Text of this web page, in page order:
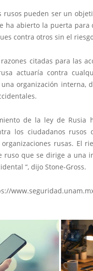
rusos pueden ser un
ha abierto la puerta para
contra otros sin el
citadas para las
actuaría contra
una organización interna,
de la ley de Rusia
los ciudadanos
organizaciones rusas. El
ruso que se dirige a una
“, dijo Stone-Gross.